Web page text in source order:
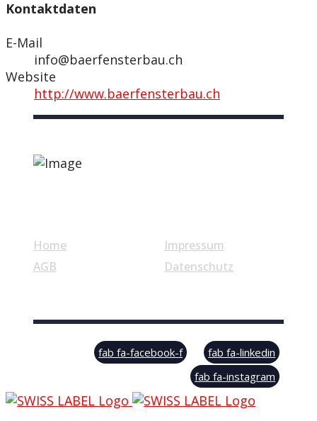
Kontaktdaten
E-Mail
info@baerfensterbau.ch
Website
http://www.baerfensterbau.ch
Home
AGB
Impressum
Datenschutz
© Swiss Label, All rights reserved
fab fa-facebook-f
fab fa-linkedin
fab fa-instagram